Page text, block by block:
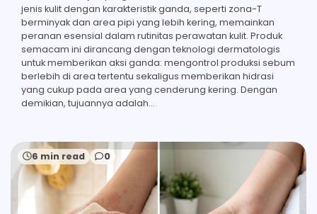
jenis kulit dengan karakteristik ganda, seperti zona-T
berminyak dan area pipi yang lebih kering, memainkan
peranan esensial dalam rutinitas perawatan kulit. Produk
semacam ini dirancang dengan teknologi dermatologis
untuk memberikan aksi ganda: mengontrol produksi sebum
berlebih di area tertentu sekaligus memberikan hidrasi
yang cukup pada area yang cenderung kering. Dengan
demikian, tujuannya adalah…
6 min read 0